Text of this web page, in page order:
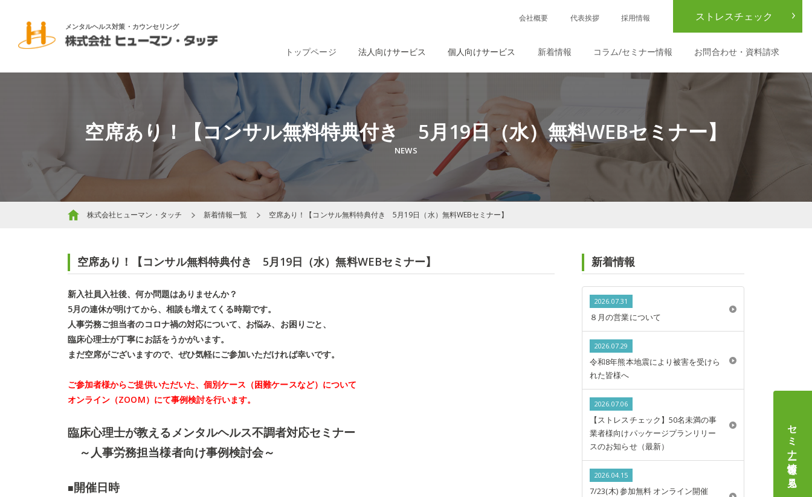
メンタルヘルス対策・カウンセリング
会社概要 代表挨拶 採用情報 ストレスチェック
トップページ 法人向けサービス 個人向けサービス 新着情報 コラム/セミナー情報 お問合わせ・資料請求
セミナー情報
を見る
空席あり！【コンサル無料特典付き 5月19日（水）無料WEBセミナー】
株式会社ヒューマン・タッチ 新着情報一覧 空席あり！【コンサル無料特典付き 5月19日（水）無料WEBセミナー】
空席あり！【コンサル無料特典付き 5月19日（水）無料WEBセミナー】
新入社員入社後、何か問題はありませんか？
5月の連休が明けてから、相談も増えてくる時期です。
人事労務ご担当者のコロナ禍の対応について、 お悩み、お困りごと、
臨床心理士が丁寧にお話をうかがいます。
まだ空席がございますので、ぜひ気軽にご参加いただければ幸いです。
ご参加者様からご提供いただいた、個別ケース（困難ケースなど）について
オンライン（ZOOM）にて事例検討を行います。
臨床心理士が教えるメンタルヘルス不調者対応セミナー
～人事労務担当様者向け事例検討会～
■開催日時
新着情報
2026.07.31
８月の営業について
2026.07.29
令和8年熊本地震により被害を受けら
れた皆様へ
2026.07.06
【ストレスチェック】50名未満の事
業者様向けパッケージプランリリー
スのお知らせ（最新）
2026.04.15
7/23(木) 参加無料 オンライン開催